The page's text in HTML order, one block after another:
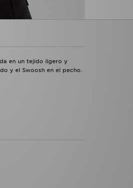
en un tejido ligero y
y el Swoosh en el pecho.